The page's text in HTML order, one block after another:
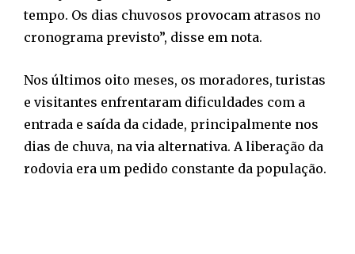
tempo. Os dias chuvosos provocam atrasos no
cronograma previsto”, disse em nota.
Nos últimos oito meses, os moradores, turistas
e visitantes enfrentaram dificuldades com a
entrada e saída da cidade, principalmente nos
dias de chuva, na via alternativa. A liberação da
rodovia era um pedido constante da população.